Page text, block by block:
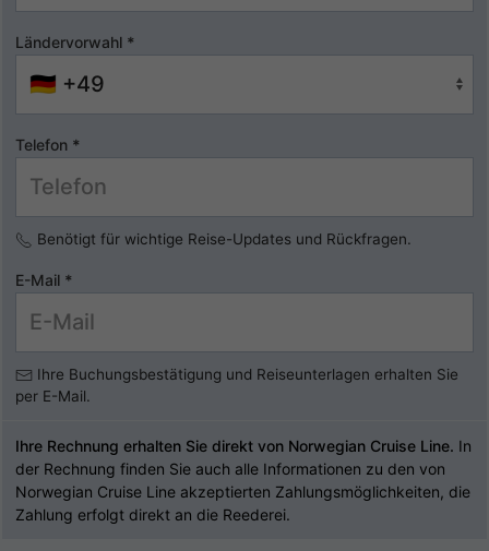
Ländervorwahl *
Telefon *
Benötigt für wichtige Reise-Updates und Rückfragen.
E-Mail *
Ihre Buchungsbestätigung und Reiseunterlagen erhalten Sie
per E-Mail.
Ihre Rechnung erhalten Sie direkt von Norwegian Cruise Line. In
der Rechnung finden Sie auch alle Informationen zu den von
Norwegian Cruise Line akzeptierten Zahlungsmöglichkeiten, die
Zahlung erfolgt direkt an die Reederei.